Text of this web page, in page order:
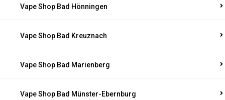
Vape Shop Bad Hönningen
Vape Shop Bad Kreuznach
Vape Shop Bad Marienberg
Vape Shop Bad Münster-Ebernburg